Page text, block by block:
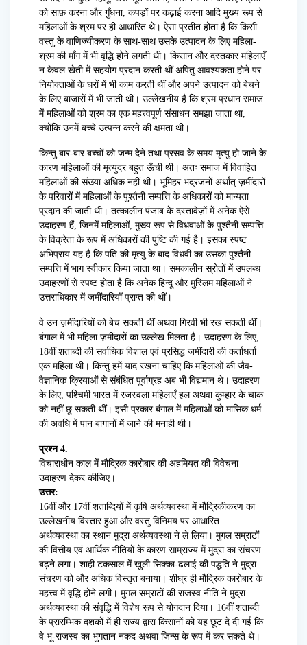
को साफ़ करना और गुँधना, कपड़ों पर कढ़ाई करना आदि मुख्य रूप से
महिलाओं के श्रम पर ही आधारित थे। ऐसा प्रतीत होता है कि किसी
वस्तु के वाणिज्यीकरण के साथ-साथ उसके उत्पादन के लिए महिला-
श्रम की माँग में भी वृद्धि होने लगती थी। किसान और दस्तकार महिलाएँ
न केवल खेती में सहयोग प्रदान करती थीं अपितु आवश्यकता होने पर
नियोक्ताओं के घरों में भी काम करती थीं और अपने उत्पादन को बेचने
के लिए बाजारों में भी जाती थीं। उल्लेखनीय है कि श्रम प्रधान समाज
में महिलाओं को श्रम का एक महत्त्वपूर्ण संसाधन समझा जाता था,
क्योंकि उनमें बच्चे उत्पन्न करने की क्षमता थी।
किन्तु बार-बार बच्चों को जन्म देने तथा प्रसव के समय मृत्यु हो जाने के
कारण महिलाओं की मृत्युदर बहुत ऊँची थी। अतः समाज में विवाहित
महिलाओं की संख्या अधिक नहीं थी। भूमिहर भद्रजनों अर्थात् ज़मींदारों
के परिवारों में महिलाओं के पुश्तैनी सम्पत्ति के अधिकारों को मान्यता
प्रदान की जाती थी। तत्कालीन पंजाब के दस्तावेज़ों में अनेक ऐसे
उदाहरण हैं, जिनमें महिलाओं, मुख्य रूप से विधवाओं के पुश्तैनी सम्पत्ति
के विक्रेता के रूप में अधिकारों की पुष्टि की गई है। इसका स्पष्ट
अभिप्राय यह है कि पति की मृत्यु के बाद विधवी का उसका पुश्तैनी
सम्पत्ति में भाग स्वीकार किया जाता था। समकालीन स्रोतों में उपलब्ध
उदाहरणों से स्पष्ट होता है कि अनेक हिन्दू और मुस्लिम महिलाओं ने
उत्तराधिकार में जमींदारियाँ प्राप्त की थीं।
वे उन ज़मींदारियों को बेच सकती थीं अथवा गिरवी भी रख सकती थीं।
बंगाल में भी महिला ज़मींदारों का उल्लेख मिलता है। उदाहरण के लिए,
18वीं शताब्दी की सर्वाधिक विशाल एवं प्रसिद्ध जमींदारी की कर्ताधर्ता
एक महिला थी। किन्तु हमें याद रखना चाहिए कि महिलाओं की जैव-
वैज्ञानिक क्रियाओं से संबंधित पूर्वाग्रह अब भी विद्यमान थे। उदाहरण
के लिए, पश्चिमी भारत में रजस्वला महिलाएँ हल अथवा कुम्हार के चाक
को नहीं छू सकती थीं। इसी प्रकार बंगाल में महिलाओं को मासिक धर्म
की अवधि में पान बागानों में जाने की मनाही थी।
प्रश्न 4.
विचाराधीन काल में मौद्रिक कारोबार की अहमियत की विवेचना
उदाहरण देकर कीजिए।
उत्तर:
16वीं और 17वीं शताब्दियों में कृषि अर्थव्यवस्था में मौद्रिकीकरण का
उल्लेखनीय विस्तार हुआ और वस्तु विनिमय पर आधारित
अर्थव्यवस्था का स्थान मुद्रा अर्थव्यवस्था ने ले लिया। मुगल सम्राटों
की वित्तीय एवं आर्थिक नीतियों के कारण साम्राज्य में मुद्रा का संचरण
बढ़ने लगा। शाही टकसाल में खुली सिक्का-ढलाई की पद्धति ने मुद्रा
संचरण को और अधिक विस्तृत बनाया। शीघ्र ही मौद्रिक कारोबार के
महत्त्व में वृद्धि होने लगी। मुगल सम्राटों की राजस्व नीति ने मुद्रा
अर्थव्यवस्था की संवृद्धि में विशेष रूप से योगदान दिया। 16वीं शताब्दी
के प्रारम्भिक दशकों में ही राज्य द्वारा किसानों को यह छूट दे दी गई कि
वे भू-राजस्व का भुगतान नकद अथवा जिन्स के रूप में कर सकते थे।